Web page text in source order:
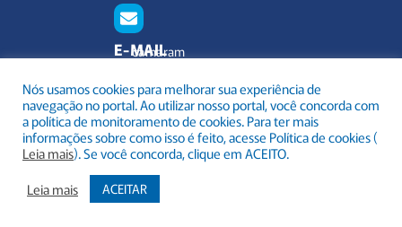
E-MAIL
camaram
barbacen
a.mg.gov.
br
Todos os direitos reservados a Câmara Municipal Barbacena
Nós usamos cookies para melhorar sua experiência de
navegação no portal. Ao utilizar nosso portal, você concorda com
a política de monitoramento de cookies. Para ter mais
informações sobre como isso é feito, acesse Política de cookies (
Leia mais). Se você concorda, clique em ACEITO.
Leia mais
ACEITAR